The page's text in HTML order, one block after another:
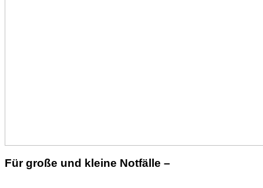
Für große und kleine Notfälle –